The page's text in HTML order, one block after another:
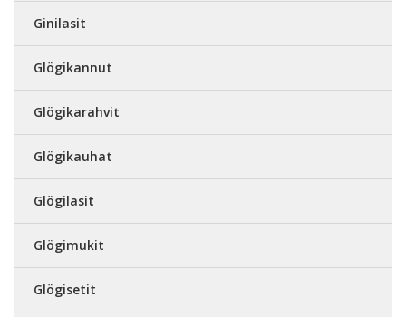
Ginilasit
Glögikannut
Glögikarahvit
Glögikauhat
Glögilasit
Glögimukit
Glögisetit